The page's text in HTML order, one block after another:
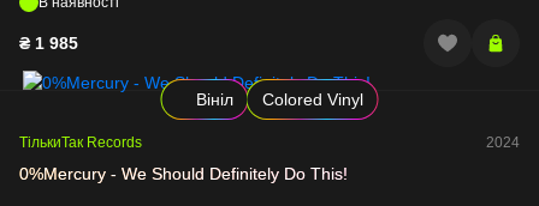
₴ 1 985
Вініл Colored Vinyl
ТількиТак Records 2024
0%Mercury - We Should Definitely Do This!